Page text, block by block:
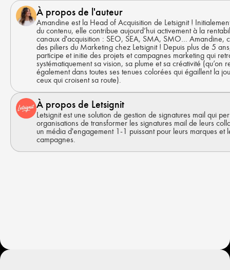
À propos de l'auteur
Amandine est la Head of Acquisition de Letsignit !
du contenu, elle contribue aujourd’hui activement à la
canaux d'acquisition : SEO, SEA, SMA, SMO… Amandine,
des piliers du Marketing chez Letsignit ! Depuis plus de 5
participe et initie des projets et campagnes marketing qui
systématiquement sa vision, sa plume et sa créativité (qu’on
également dans toutes ses tenues colorées qui égaillent la
ceux qui croisent sa route).
À propos de Letsignit
Letsignit est une solution de gestion de signatures mail qui
organisations de transformer les signatures mail de leurs
un média d'engagement 1-1 puissant pour leurs marques et
campagnes.